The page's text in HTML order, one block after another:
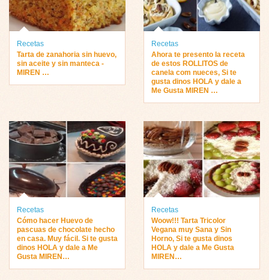
Recetas
Tarta de zanahoria sin huevo,
sin aceite y sin manteca ­
MIREN …
Recetas
Ahora te presento la receta
de estos ROLLITOS de
canela com nueces, Si te
gusta dinos HOLA y dale a
Me Gusta MIREN …
Recetas
Cómo hacer Huevo de
pascuas de chocolate hecho
en casa. Muy fácil. Si te gusta
dinos HOLA y dale a Me
Gusta MIREN…
Recetas
Woow!!! Tarta Tricolor
Vegana muy Sana y Sin
Horno, Si te gusta dinos
HOLA y dale a Me Gusta
MIREN…